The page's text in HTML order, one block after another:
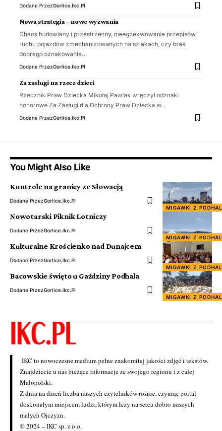
Dodane PrzezGorlice.ikc.pl
Nowa strategia – nowe wyzwania
Chaos budowlany i przestrzenny, nieegzekwowanie przepisów
ruchu pojazdów zmechanizowanych na szlakach, czy brak
dobrego oznakowania…
Dodane PrzezGorlice.ikc.pl
Za zasługi na rzecz dzieci
Rzecznik Praw Dziecka Mikołaj Pawlak wręczył odznaki
honorowe Za Zasługi dla Ochrony Praw Dziecka w…
Dodane PrzezGorlice.ikc.pl
You Might Also Like
MIGAWKI Z
Kontrole na granicy ze Słowacją
Dodane PrzezGorlice.ikc.pl
MIGAWKI Z
Nowotarski Piknik Lotniczy
Dodane PrzezGorlice.ikc.pl
MIGAWKI Z
Kulturalne Krościenko nad Dunajcem
Dodane PrzezGorlice.ikc.pl
MIGAWKI Z
Bacowskie święto u Gaździny Podhala
Dodane PrzezGorlice.ikc.pl
IKC to nowoczesne medium pełne znakomitej jakości zdjęć i tekstów.
Znajdziecie u nas bieżące informacje ze swojego regionu i z całej
Małopolski.
Z dnia na dzień liczba naszych czytelników rośnie, czyniąc portal
doskonałym miejscem ludzi, którym leży na sercu dobro naszych
małych Ojczyzn.
© 2024 – IKC sp. z o.o.